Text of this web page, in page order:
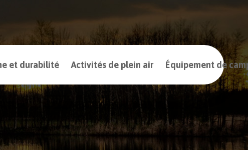
et durabilité Activités de plein air Équipement de